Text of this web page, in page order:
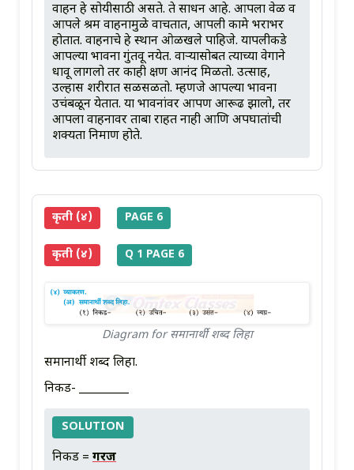
वाहन हे सोयीसाठी असते. ते साधन आहे. आपला वेळ व
आपले श्रम वाहनामुळे वाचतात, आपली कामे भराभर
होतात. वाहनाचे हे स्थान ओळखले पाहिजे. यापलीकडे
आपल्या भावना गुंतवू नयेत. वाऱ्यासोबत त्याच्या वेगाने
धावू लागलो तर काही क्षण आनंद मिळतो. उत्साह,
उल्हास शरीरात सळसळतो. म्हणजे आपल्या भावना
उचंबळून येतात. या भावनांवर आपण आरूढ झालो, तर
आपला वाहनावर ताबा राहत नाही आणि अपघातांची
शक्यता निर्माण होते.
कृती (४) PAGE 6
कृती (४) Q 1 PAGE 6
Diagram for समानार्थी शब्द लिहा
समानार्थी शब्द लिहा.
निकड- _________
SOLUTION
निकड = गरज